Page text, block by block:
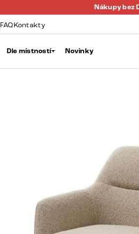
Nákupy bez
FAQKontakty
Dle místností Novinky